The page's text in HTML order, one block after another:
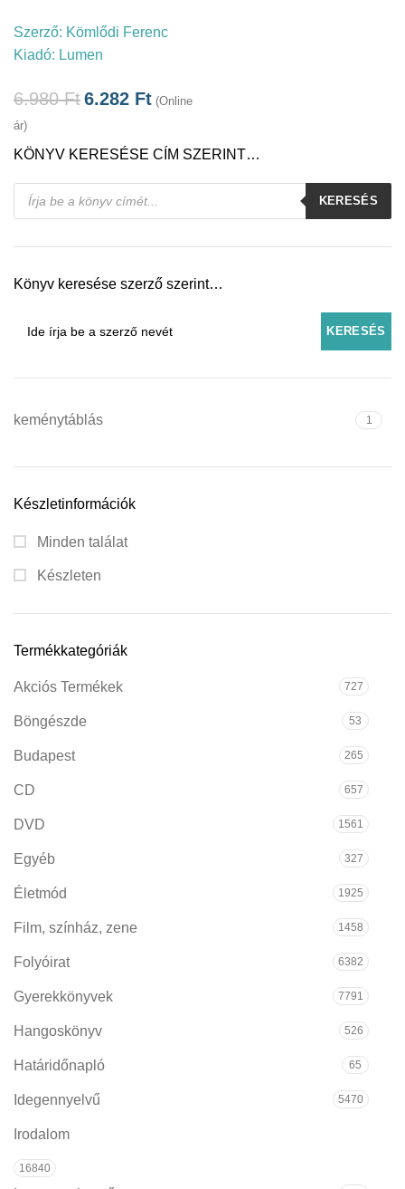
KÖNYV KERESÉSE CÍM SZERINT…
Products
search
KERESÉS
Könyv keresése szerző szerint…
keménytáblás 1
Készletinformációk
Minden találat
Készleten
Termékkategóriák
Akciós Termékek 727
Böngészde 53
Budapest 265
CD 657
DVD 1561
Egyéb 327
Életmód 1925
Film, színház, zene 1458
Folyóirat 6382
Gyerekkönyvek 7791
Hangoskönyv 526
Határidőnapló 65
Idegennyelvű 5470
Irodalom
16840
Szerző: Kömlődi Ferenc
Kiadó: Lumen
6.980Ft6.282 Ft (Online
ár)